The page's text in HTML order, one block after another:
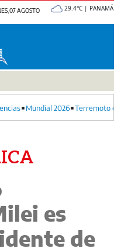
07 AGOSTO
29.4°C | PANAMÁ
Mundial 2026 Terremoto
es
de